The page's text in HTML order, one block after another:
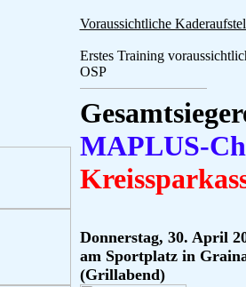
Voraussichtliche
Erstes Training
OSP
MAPLUS-
Donnerstag, 30. April
am Sportplatz in
(Grillabend)